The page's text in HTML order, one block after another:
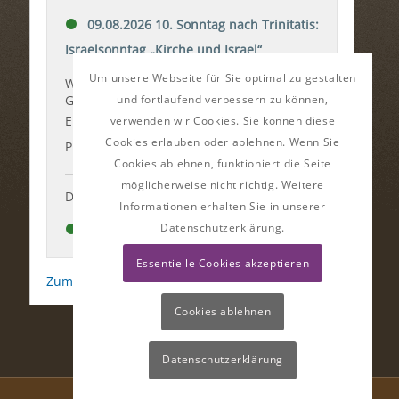
Um unsere Webseite für Sie optimal zu gestalten
und fortlaufend verbessern zu können,
verwenden wir Cookies. Sie können diese
Cookies erlauben oder ablehnen. Wenn Sie
Cookies ablehnen, funktioniert die Seite
möglicherweise nicht richtig. Weitere
Informationen erhalten Sie in unserer
Datenschutzerklärung.
Essentielle Cookies akzeptieren
Cookies ablehnen
Datenschutzerklärung